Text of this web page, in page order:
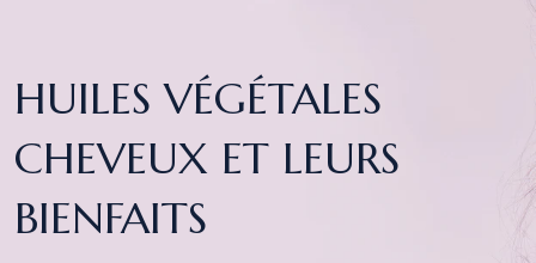
HUILES VÉGÉTALES
CHEVEUX ET LEURS
BIENFAITS